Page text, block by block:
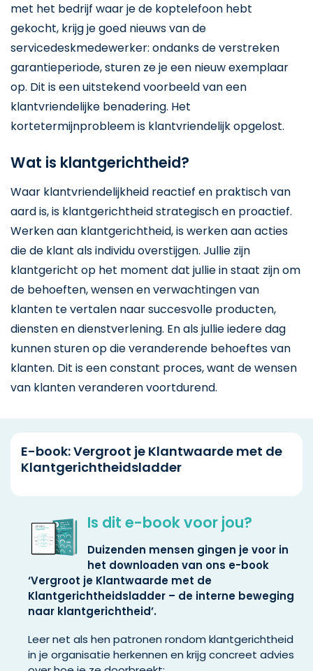
met het bedrijf waar je de koptelefoon hebt
gekocht, krijg je goed nieuws van de
servicedeskmedewerker: ondanks de verstreken
garantieperiode, sturen ze je een nieuw exemplaar
op. Dit is een uitstekend voorbeeld van een
klantvriendelijke benadering. Het
kortetermijnprobleem is klantvriendelijk opgelost.
Wat is klantgerichtheid?
Waar klantvriendelijkheid reactief en praktisch van
aard is, is klantgerichtheid strategisch en proactief.
Werken aan klantgerichtheid, is werken aan acties
die de klant als individu overstijgen. Jullie zijn
klantgericht op het moment dat jullie in staat zijn om
de behoeften, wensen en verwachtingen van
klanten te vertalen naar succesvolle producten,
diensten en dienstverlening. En als jullie iedere dag
kunnen sturen op die veranderende behoeftes van
klanten. Dit is een constant proces, want de wensen
van klanten veranderen voortdurend.
E-book: Vergroot je Klantwaarde met de
Klantgerichtheidsladder
Is dit e-book voor jou?
Duizenden mensen gingen je voor in
het downloaden van ons e-book
‘Vergroot je Klantwaarde met de
Klantgerichtheidsladder – de interne beweging
naar klantgerichtheid’.
Leer net als hen patronen rondom klantgerichtheid
in je organisatie herkennen en krijg concreet advies